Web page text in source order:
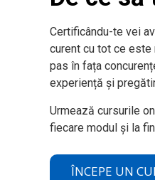
Certificându-te vei
curent cu tot ce este
pas în fața
experiență și
Urmează cursurile
fiecare modul și la
ÎNCEPE UN